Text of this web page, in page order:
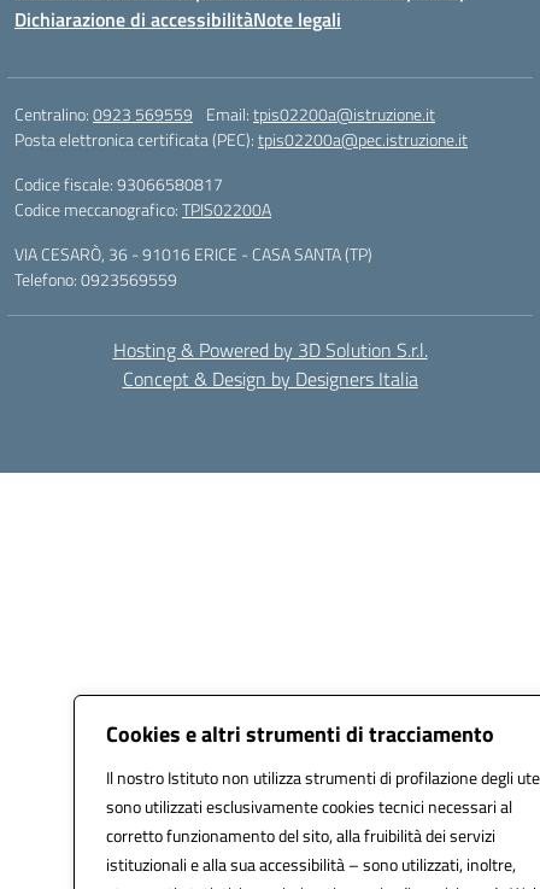
Cookies e altri strumenti di tracciamento
Il nostro Istituto non utilizza strumenti di profilazione degli
sono utilizzati esclusivamente cookies tecnici necessari al
corretto funzionamento del sito, alla fruibilità dei servizi
istituzionali e alla sua accessibilità – sono utilizzati, inoltre,
Dichiarazione di accessibilitàNote legali
Centralino:0923 569559 Email:tpis02200a@istruzione.it
Posta elettronica certificata (PEC):tpis02200a@pec.istruzione.it
Codice fiscale: 93066580817
Codice meccanografico:TPIS02200A
VIA CESARÒ, 36 - 91016 ERICE - CASA SANTA (TP)
Telefono: 0923569559
Hosting & Powered by 3D Solution S.r.l.
Concept & Design by Designers Italia